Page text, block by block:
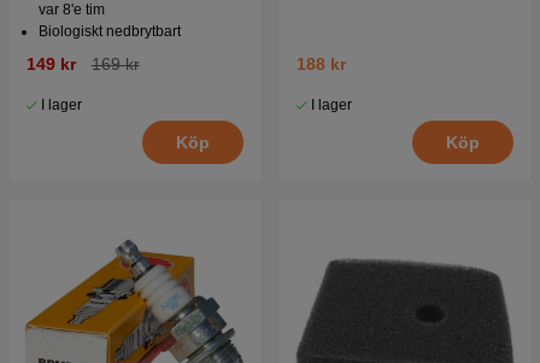
var 8'e tim
Biologiskt nedbrytbart
149 kr 169 kr
I lager
Köp
188 kr
I lager
Köp